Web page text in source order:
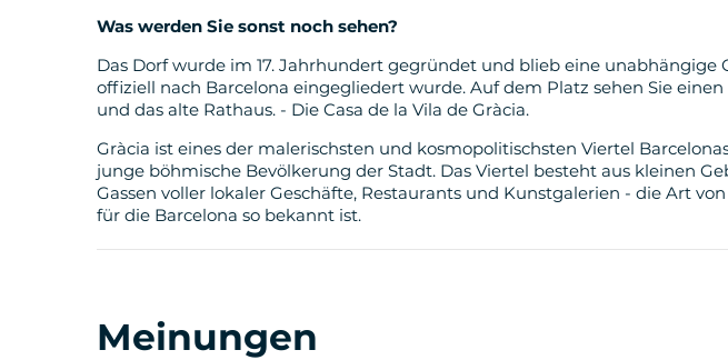
Was werden Sie sonst noch sehen?
Das Dorf wurde im 17. Jahrhundert gegründet und blieb eine unabhängige
offiziell nach Barcelona eingegliedert wurde. Auf dem Platz sehen Sie
und das alte Rathaus. - Die Casa de la Vila de Gràcia.
Gràcia ist eines der malerischsten und kosmopolitischsten Viertel
junge böhmische Bevölkerung der Stadt. Das Viertel besteht aus kleinen
Gassen voller lokaler Geschäfte, Restaurants und Kunstgalerien - die Art
für die Barcelona so bekannt ist.
Meinungen